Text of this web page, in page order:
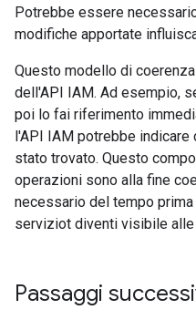
Potrebbe essere
modifiche apportate
Questo modello di
dell'API IAM. Ad esempio,
poi lo fai riferimento
l'API IAM potrebbe
stato trovato. Questo
operazioni sono alla fine
necessario del tempo
serviziot diventi visibile
Passaggi